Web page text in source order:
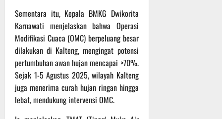
Sementara itu, Kepala BMKG Dwikorita
Karnawati menjelaskan bahwa Operasi
Modifikasi Cuaca (OMC) berpeluang besar
dilakukan di Kalteng, mengingat potensi
pertumbuhan awan hujan mencapai >70%.
Sejak 1-5 Agustus 2025, wilayah Kalteng
juga menerima curah hujan ringan hingga
lebat, mendukung intervensi OMC.